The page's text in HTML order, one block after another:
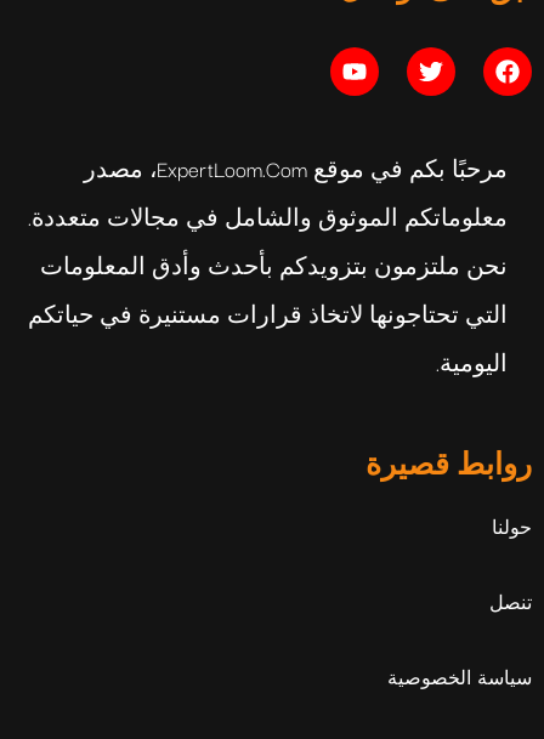
مرحبًا بكم في موقع ExpertLoom.com، مصدر
معلوماتكم الموثوق والشامل في مجالات متعددة.
نحن ملتزمون بتزويدكم بأحدث وأدق المعلومات
التي تحتاجونها لاتخاذ قرارات مستنيرة في حياتكم
اليومية.
روابط قصيرة
حولنا
تنصل
سياسة الخصوصية